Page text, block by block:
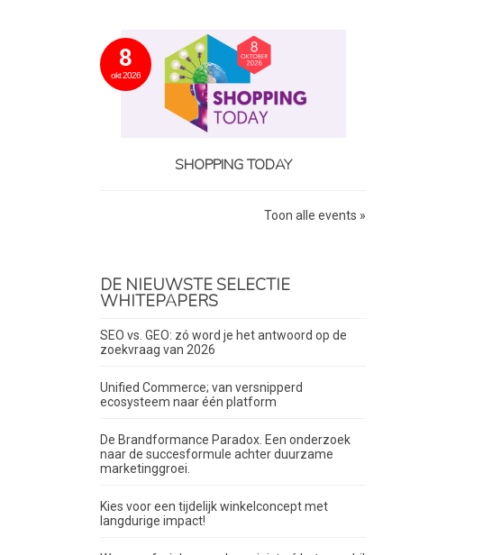
8
okt 2026
SHOPPING TODAY
Toon alle events »
DE NIEUWSTE SELECTIE
WHITEPAPERS
SEO vs. GEO: zó word je het antwoord op de
zoekvraag van 2026
Unified Commerce; van versnipperd
ecosysteem naar één platform
De Brandformance Paradox. Een onderzoek
naar de succesformule achter duurzame
marketinggroei.
Kies voor een tijdelijk winkelconcept met
langdurige impact!